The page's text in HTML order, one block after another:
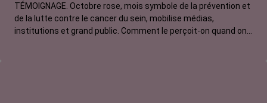
TÉMOIGNAGE. Octobre rose, mois symbole de la prévention et
de la lutte contre le cancer du sein, mobilise médias,
institutions et grand public. Comment le perçoit-on quand on